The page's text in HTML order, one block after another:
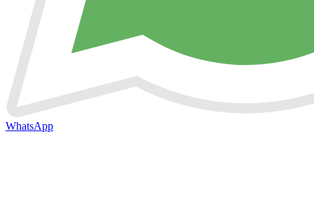
WhatsApp